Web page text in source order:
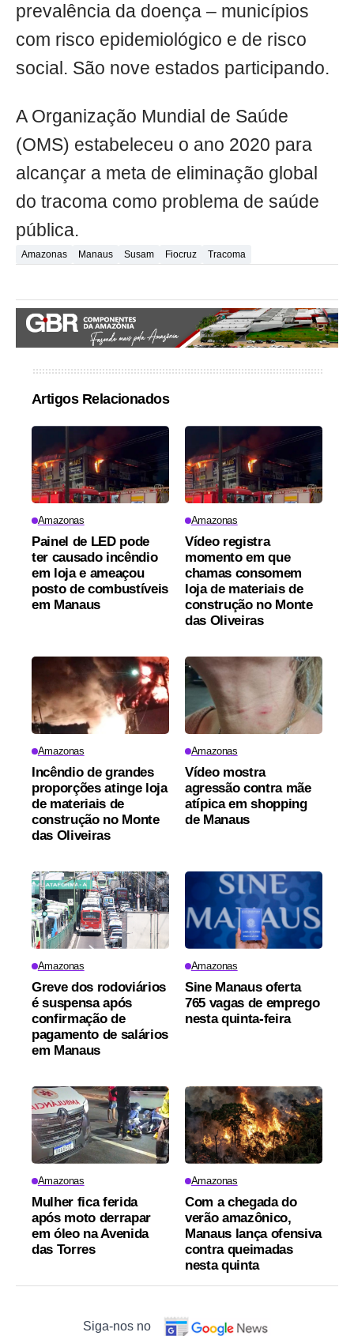
prevalência da doença – municípios
com risco epidemiológico e de risco
social. São nove estados participando.
A Organização Mundial de Saúde
(OMS) estabeleceu o ano 2020 para
alcançar a meta de eliminação global
do tracoma como problema de saúde
pública.
Amazonas Manaus Susam Fiocruz Tracoma
Artigos Relacionados
Amazonas
Painel de LED pode
ter causado incêndio
em loja e ameaçou
posto de combustíveis
em Manaus
Amazonas
Vídeo registra
momento em que
chamas consomem
loja de materiais de
construção no Monte
das Oliveiras
Amazonas
Incêndio de grandes
proporções atinge loja
de materiais de
construção no Monte
das Oliveiras
Amazonas
Vídeo mostra
agressão contra mãe
atípica em shopping
de Manaus
Amazonas
Greve dos rodoviários
é suspensa após
confirmação de
pagamento de salários
em Manaus
Amazonas
Sine Manaus oferta
765 vagas de emprego
nesta quinta-feira
Amazonas
Mulher fica ferida
após moto derrapar
em óleo na Avenida
das Torres
Amazonas
Com a chegada do
verão amazônico,
Manaus lança ofensiva
contra queimadas
nesta quinta
Siga-nos no